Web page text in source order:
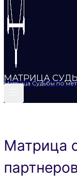
МАТРИЦА
Матрица Судьбы по
Матрица